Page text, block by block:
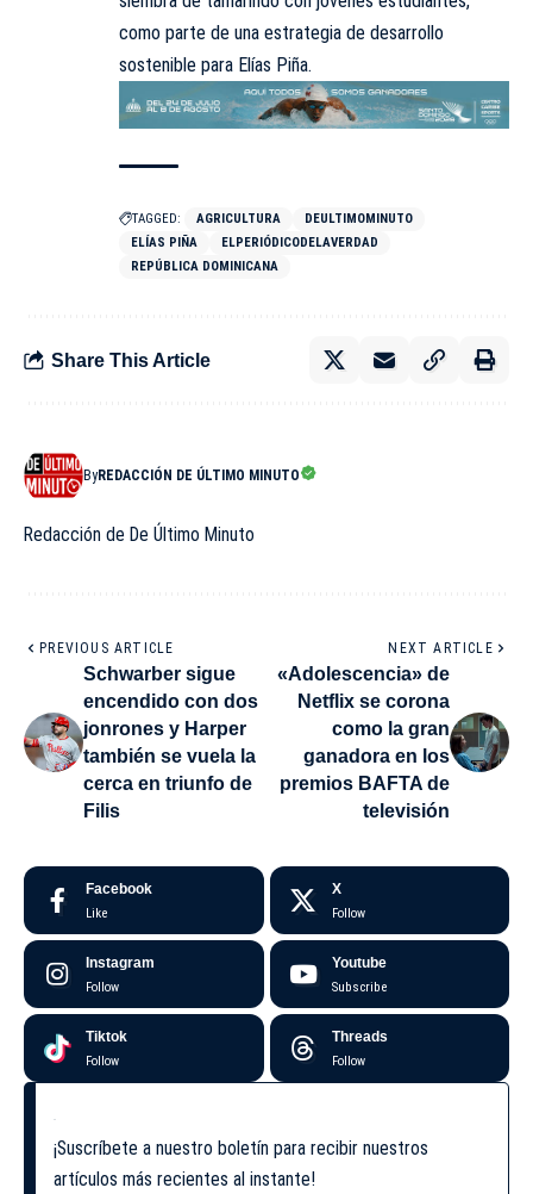
como parte de una estrategia de desarrollo
sostenible para Elías Piña.
TAGGED: AGRICULTURA
DEULTIMOMINUTO
ELÍAS PIÑA
ELPERIÓDICODELAVERDAD
REPÚBLICA DOMINICANA
Share This Article
ByREDACCIÓN DE ÚLTIMO MINUTO
Redacción de De Último Minuto
PREVIOUS ARTICLE
Schwarber sigue
encendido con dos
jonrones y Harper
también se vuela la
cerca en triunfo de
Filis
NEXT ARTICLE
«Adolescencia» de
Netflix se corona
como la gran
ganadora en los
premios BAFTA de
televisión
Facebook
Like
X
Follow
Instagram
Follow
Youtube
Subscribe
Tiktok
Follow
Threads
Follow
¡Suscríbete a nuestro boletín para recibir nuestros
artículos más recientes al instante!